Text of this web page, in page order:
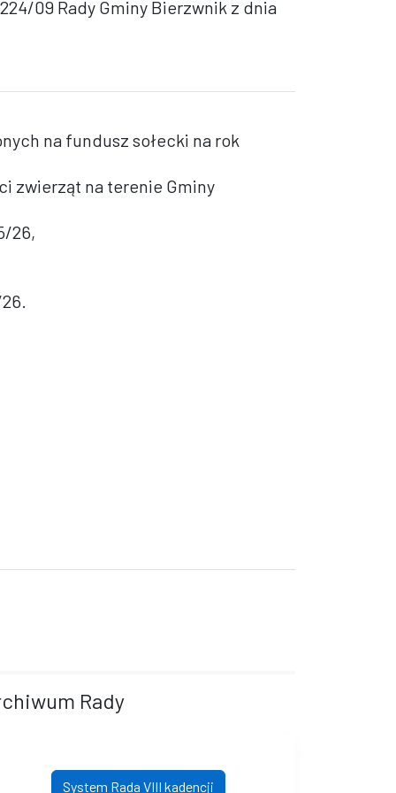
09 Rady Gminy Bierzwnik z dnia
na fundusz sołecki na rok
zwierząt na terenie Gminy
26,
Rady
System Rada VIII kadencji